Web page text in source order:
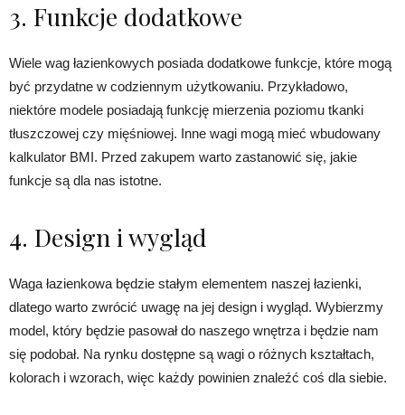
3. Funkcje dodatkowe
Wiele wag łazienkowych posiada dodatkowe funkcje, które mogą
być przydatne w codziennym użytkowaniu. Przykładowo,
niektóre modele posiadają funkcję mierzenia poziomu tkanki
tłuszczowej czy mięśniowej. Inne wagi mogą mieć wbudowany
kalkulator BMI. Przed zakupem warto zastanowić się, jakie
funkcje są dla nas istotne.
4. Design i wygląd
Waga łazienkowa będzie stałym elementem naszej łazienki,
dlatego warto zwrócić uwagę na jej design i wygląd. Wybierzmy
model, który będzie pasował do naszego wnętrza i będzie nam
się podobał. Na rynku dostępne są wagi o różnych kształtach,
kolorach i wzorach, więc każdy powinien znaleźć coś dla siebie.